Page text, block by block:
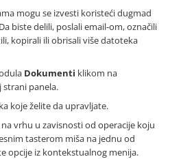
mogu se izvesti koristeći dugmad
biste delili, poslali email-om, označili
kopirali ili obrisali više datoteka
Dokumenti klikom na
strani panela.
koje želite da upravljate.
vrhu u zavisnosti od operacije koju
tasterom miša na jednu od
opcije iz kontekstualnog menija.